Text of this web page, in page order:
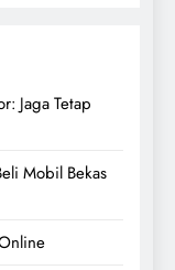
Jaga Tetap
Mobil Bekas